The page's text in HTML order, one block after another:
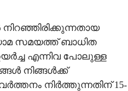
സമയത്ത് ബാധിത
എന്നിവ പോലുള്ള
നിങ്ങള്‍ക്ക്
നിര്‍ത്തുന്നതിന് 15-